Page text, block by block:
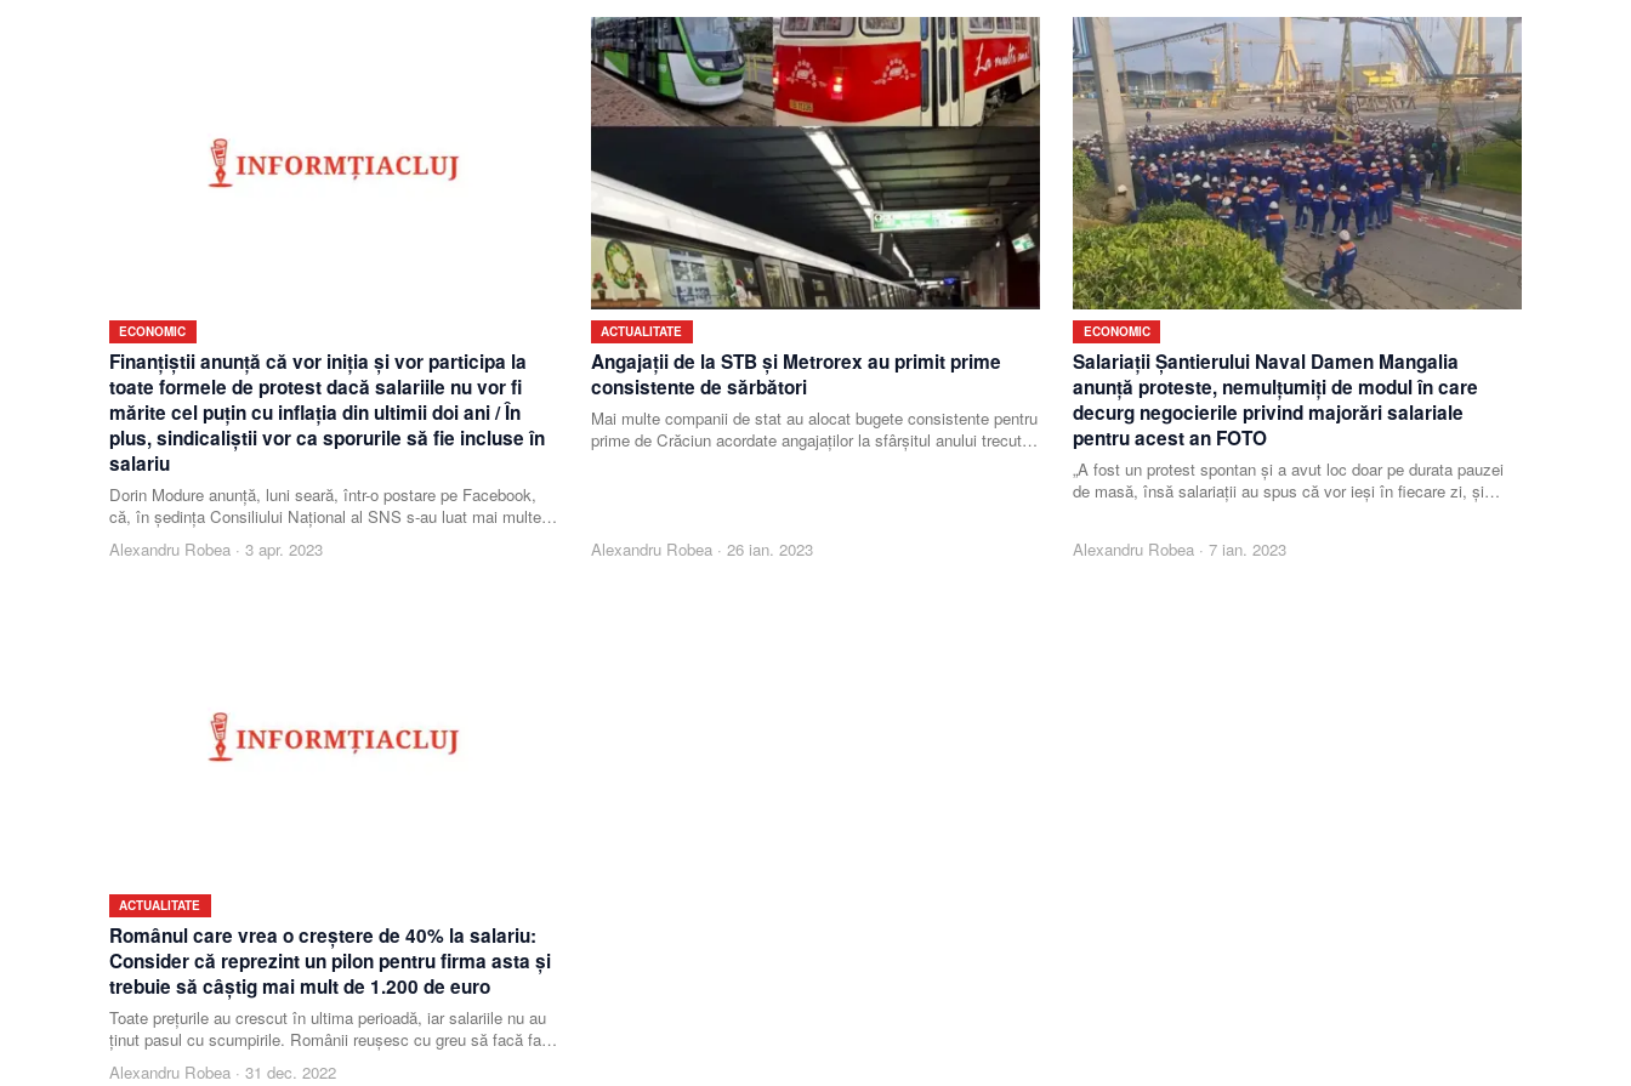
ECONOMIC
Finanţiştii anunţă că vor iniţia şi vor participa la
toate formele de protest dacă salariile nu vor fi
mărite cel puţin cu inflaţia din ultimii doi ani / În
plus, sindicaliştii vor ca sporurile să fie incluse în
salariu
Dorin Modure anunţă, luni seară, într-o postare pe Facebook,
că, în şedinţa Consiliului Naţional al SNS s-au luat mai multe
decizii importante.
Alexandru Robea· 3 apr. 2023
ACTUALITATE
Angajații de la STB și Metrorex au primit prime
consistente de sărbători
Mai multe companii de stat au alocat bugete consistente pentru
prime de Crăciun acordate angajaților la sfârșitul anului trecut,
Alexandru Robea· 26 ian. 2023
ECONOMIC
Salariaţii Şantierului Naval Damen Mangalia
anunţă proteste, nemulţumiţi de modul în care
decurg negocierile privind majorări salariale
pentru acest an FOTO
„A fost un protest spontan şi a avut loc doar pe durata pauzei
de masă, însă salariaţii au spus că vor ieşi în fiecare zi, şi
Alexandru Robea· 7 ian. 2023
ACTUALITATE
Românul care vrea o creștere de 40% la salariu:
Consider că reprezint un pilon pentru firma asta și
trebuie să câștig mai mult de 1.200 de euro
Toate prețurile au crescut în ultima perioadă, iar salariile nu au
ținut pasul cu scumpirile. Românii reușesc cu greu să facă față
cheltuielilor și puțini speră
Alexandru Robea· 31 dec. 2022